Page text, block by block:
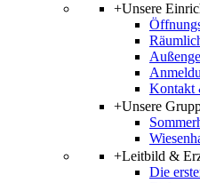
+Unsere
Kontakt
+Unsere
+Leitbild &
Die